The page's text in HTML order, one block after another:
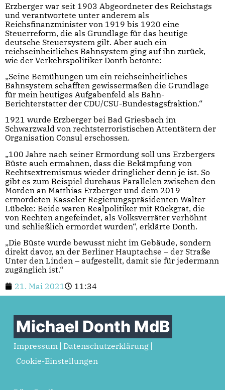
Erzberger war seit 1903 Abgeordneter des Reichstags
und verantwortete unter anderem als
Reichsfinanzminister von 1919 bis 1920 eine
Steuerreform, die als Grundlage für das heutige
deutsche Steuersystem gilt. Aber auch ein
reichseinheitliches Bahnsystem ging auf ihn zurück,
wie der Verkehrspolitiker Donth betonte:
„Seine Bemühungen um ein reichseinheitliches
Bahnsystem schafften gewissermaßen die Grundlage
für mein heutiges Aufgabenfeld als Bahn-
Berichterstatter der CDU/CSU-Bundestagsfraktion.“
1921 wurde Erzberger bei Bad Griesbach im
Schwarzwald von rechtsterroristischen Attentätern der
Organisation Consul erschossen.
„100 Jahre nach seiner Ermordung soll uns Erzbergers
Büste auch ermahnen, dass die Bekämpfung von
Rechtsextremismus wieder dringlicher denn je ist. So
gibt es zum Beispiel durchaus Parallelen zwischen den
Morden an Matthias Erzberger und dem 2019
ermordeten Kasseler Regierungspräsidenten Walter
Lübcke: Beide waren Realpolitiker mit Rückgrat, die
von Rechten angefeindet, als Volksverräter verhöhnt
und schließlich ermordet wurden“, erklärte Donth.
„Die Büste wurde bewusst nicht im Gebäude, sondern
direkt davor, an der Berliner Hauptachse – der Straße
Unter den Linden – aufgestellt, damit sie für jedermann
zugänglich ist.“
21. Mai 2021
11:34
Michael Donth MdB
Impressum
Datenschutzerklärung
Cookie-Einstellungen